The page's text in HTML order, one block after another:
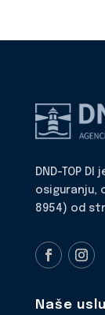
DND-TOP
osiguranju,
8954) od
Naše